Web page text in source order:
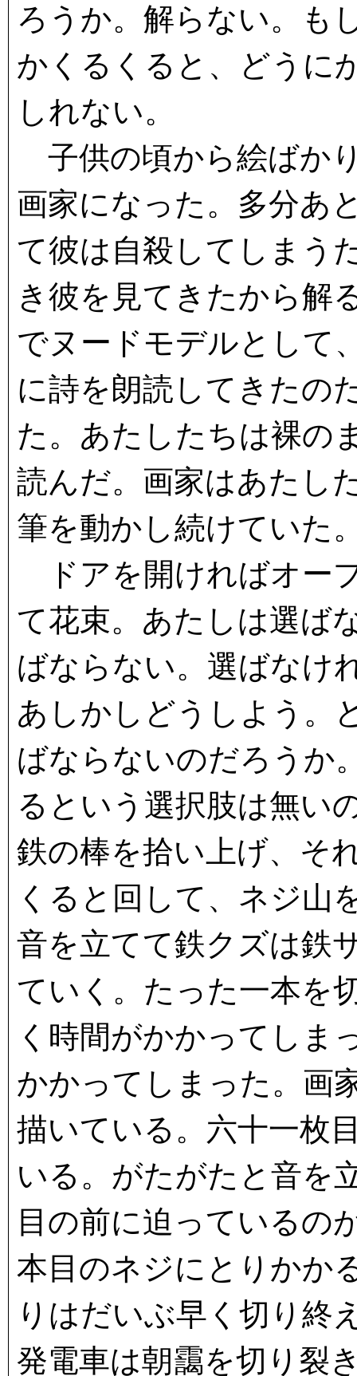
ろうか。解らない。も
かくるくると、どうに
しれない。
子供の頃から絵ばか
画家になった。多分あ
て彼は自殺してしまう
き彼を見てきたから解
でヌードモデルとして
に詩を朗読してきたの
た。あたしたちは裸の
読んだ。画家はあたし
筆を動かし続けていた
ドアを開ければオー
て花束。あたしは選ば
ばならない。選ばなけ
あしかしどうしよう。
ばならないのだろうか
るという選択肢は無い
鉄の棒を拾い上げ、そ
くると回して、ネジ山
音を立てて鉄クズは鉄
ていく。たった一本を
く時間がかかってしま
かかってしまった。画
描いている。六十一枚
いる。がたがたと音を
目の前に迫っているの
本目のネジにとりかか
りはだいぶ早く切り終
発電車は朝靄を切り裂